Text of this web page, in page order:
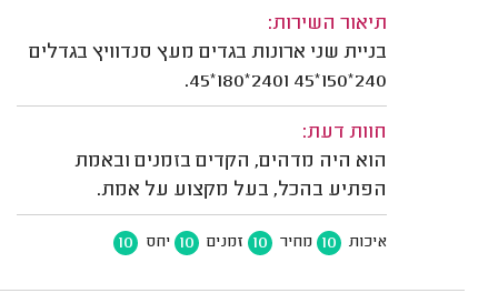
תיאור השירות:
בניית שני ארונות בגדים מעץ סנדוויץ בגדלים
240*150*45 ו240*180*45.
חוות דעת:
הוא היה מדהים, הקדים בזמנים ובאמת
הפתיע בהכל, בעל מקצוע על אמת.
איכות 10 מחיר 10 זמנים 10 יחס 10